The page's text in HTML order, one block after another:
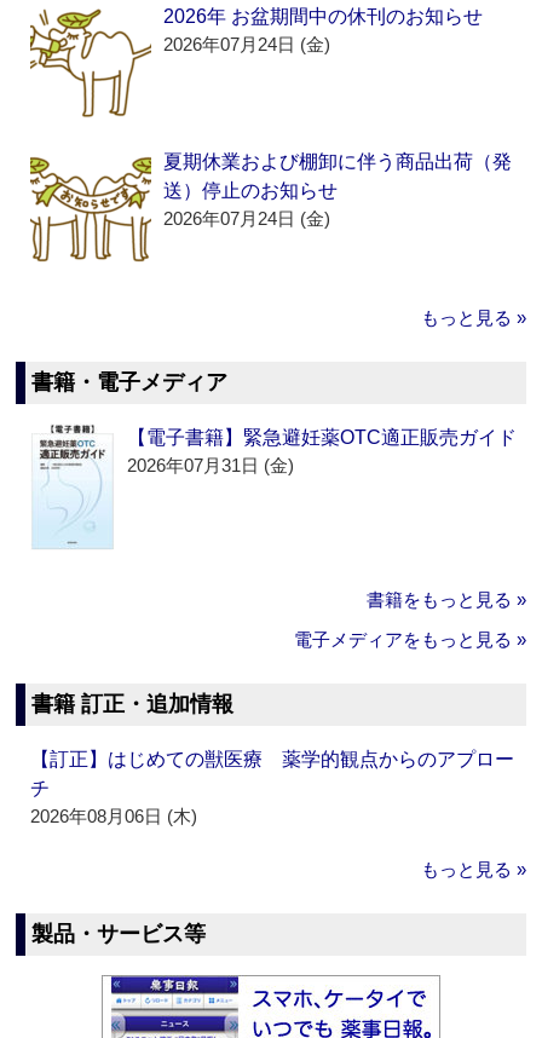
2026年 お盆期間中の休刊のお知らせ
2026年07月24日 (金)
夏期休業および棚卸に伴う商品出荷（発
送）停止のお知らせ
2026年07月24日 (金)
もっと見る »
書籍・電子メディア
【電子書籍】緊急避妊薬OTC適正販売ガイド
2026年07月31日 (金)
書籍をもっと見る »
電子メディアをもっと見る »
書籍 訂正・追加情報
【訂正】はじめての獣医療 薬学的観点からのアプロー
チ
2026年08月06日 (木)
もっと見る »
製品・サービス等